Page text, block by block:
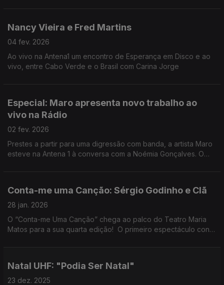
Nancy Vieira e Fred Martins
04 fev. 2026
Ao vivo na Antena1 um encontro de Esperança em Disco e ao
vivo, entre Cabo Verde e o Brasil com Carina Jorge
Especial: Maro apresenta novo trabalho ao
vivo na Rádio
02 fev. 2026
Prestes a partir para uma digressão com banda, a artista Maro
esteve na Antena 1 à conversa com a Noémia Gonçalves. O
Conta-me uma Canção: Sérgio Godinho e Clã
28 jan. 2026
O “Conta-me Uma Canção” chega ao palco do Teatro Maria
Matos para a sua quarta edição! O primeiro espectáculo conta
Natal UHF: "Podia Ser Natal"
23 dez. 2025